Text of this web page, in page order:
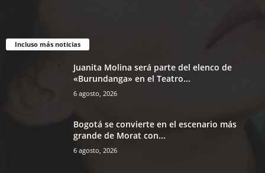
Incluso más noticias
Juanita Molina será parte del elenco de
«Burundanga» en el Teatro...
6 agosto, 2026
Bogotá se convierte en el escenario más
grande de Morat con...
6 agosto, 2026